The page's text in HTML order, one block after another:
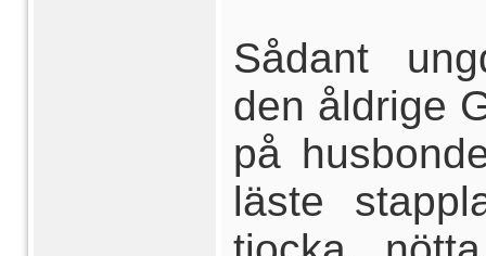
Sådant
den åldrige
på
läste